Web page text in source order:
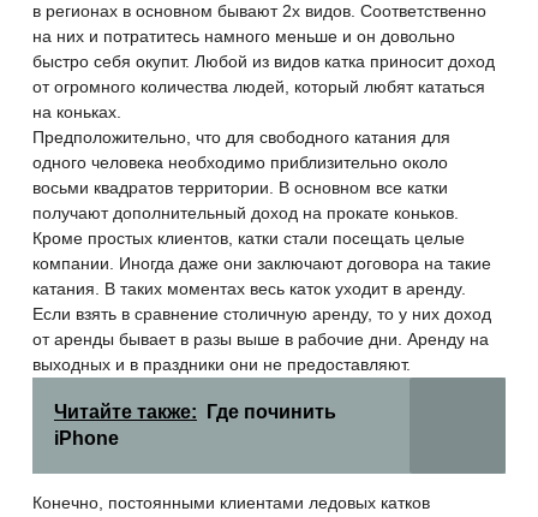
в регионах в основном бывают 2х видов. Соответственно
на них и потратитесь намного меньше и он довольно
быстро себя окупит. Любой из видов катка приносит доход
от огромного количества людей, который любят кататься
на коньках.
Предположительно, что для свободного катания для
одного человека необходимо приблизительно около
восьми квадратов территории. В основном все катки
получают дополнительный доход на прокате коньков.
Кроме простых клиентов, катки стали посещать целые
компании. Иногда даже они заключают договора на такие
катания. В таких моментах весь каток уходит в аренду.
Если взять в сравнение столичную аренду, то у них доход
от аренды бывает в разы выше в рабочие дни. Аренду на
выходных и в праздники они не предоставляют.
Читайте также:
Где починить
iPhone
Конечно, постоянными клиентами ледовых катков